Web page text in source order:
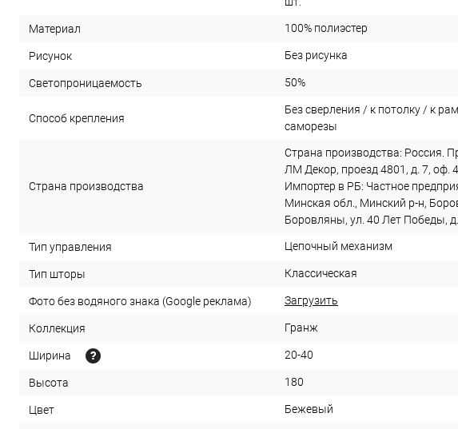
Материал 100% полиэстер
Рисунок Без рисунка
Светопроницаемость 50%
Способ крепления
Без сверления / к потолку / к
саморезы
Страна производства
Страна производства: Россия.
ЛМ Декор, проезд 4801, д. 7, оф.
Импортер в РБ: Частное
Минская обл., Минский р-н,
Боровляны, ул. 40 Лет Победы,
Тип управления Цепочный механизм
Тип шторы Классическая
Фото без водяного знака (Google реклама) Загрузить
Коллекция Гранж
Ширина 20-40
Высота 180
Цвет Бежевый